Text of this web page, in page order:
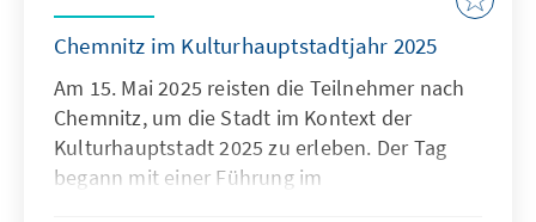
Chemnitz im Kulturhauptstadtjahr 2025
Am 15. Mai 2025 reisten die Teilnehmer nach
Chemnitz, um die Stadt im Kontext der
Kulturhauptstadt 2025 zu erleben. Der Tag
begann mit einer Führung im